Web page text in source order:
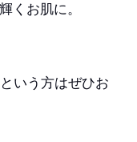
くお肌に。
という方はぜひお